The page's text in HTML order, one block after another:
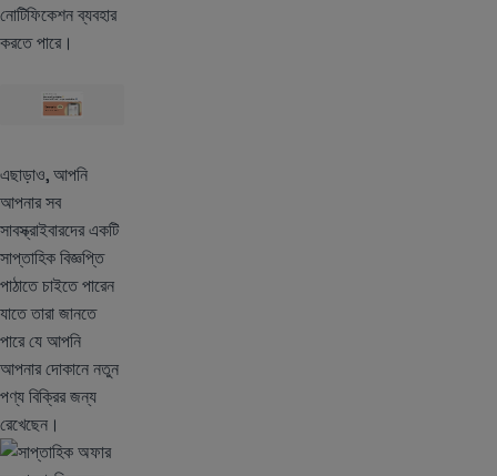
নোটিফিকেশন ব্যবহার
করতে পারে।
এছাড়াও, আপনি
আপনার সব
সাবস্ক্রাইবারদের একটি
সাপ্তাহিক বিজ্ঞপ্তি
পাঠাতে চাইতে পারেন
যাতে তারা জানতে
পারে যে আপনি
আপনার দোকানে নতুন
পণ্য বিক্রির জন্য
রেখেছেন।